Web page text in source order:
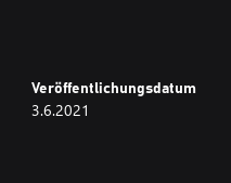
Veröffentlichungsdatum
3.6.2021